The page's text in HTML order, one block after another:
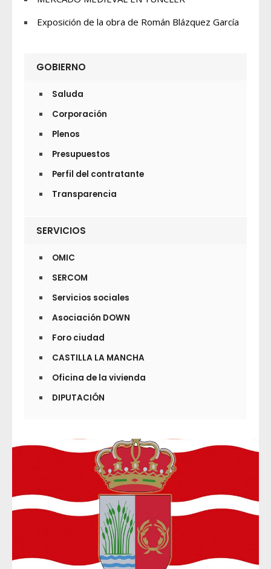
Exposición de la obra de Román Blázquez García
GOBIERNO
Saluda
Corporación
Plenos
Presupuestos
Perfil del contratante
Transparencia
SERVICIOS
OMIC
SERCOM
Servicios sociales
Asociación DOWN
Foro ciudad
CASTILLA LA MANCHA
Oficina de la vivienda
DIPUTACIÓN